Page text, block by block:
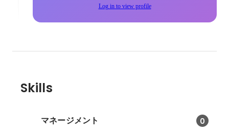
Log in to view profile
Skills
マネージメント 0